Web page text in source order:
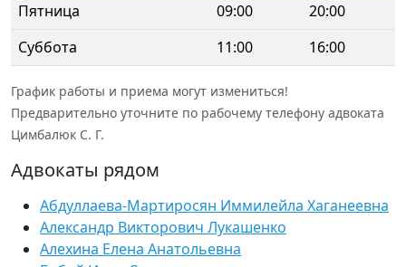
Пятница
09:00
20:00
Суббота
11:00 16:00
График работы и приема могут измениться!
Предварительно уточните по рабочему телефону адвоката
Цимбалюк С. Г.
Адвокаты рядом
Абдуллаева-Мартиросян Иммилейла Хаганеевна
Александр Викторович Лукашенко
Алехина Елена Анатольевна